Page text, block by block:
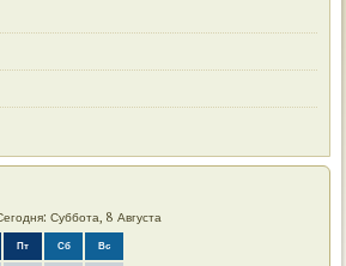
Суббота, 8 Августа
Пт Сб Вс